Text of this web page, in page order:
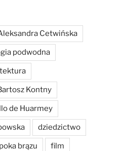
Cetwińska
podwodna
Kontny
de Huarmey
dziedzictwo
brązu film